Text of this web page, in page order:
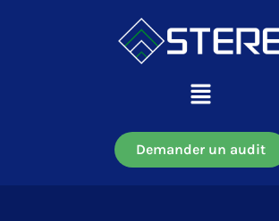
Main
Menu
Demander un audit